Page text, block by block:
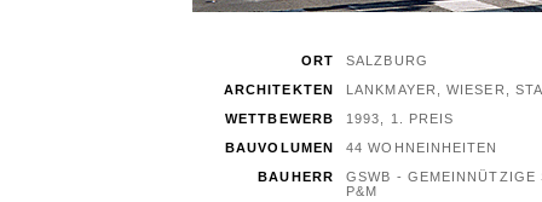
ORT
ARCHITEKTEN
WETTBEWERB
BAUVOLUMEN
BAUHERR
SALZBURG
LANKMAYER, WIESER,
1993, 1. PREIS
44 WOHNEINHEITEN
GSWB - GEMEINNÜTZIGE
P&M